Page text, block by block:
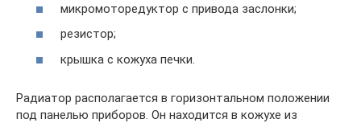
микромоторедуктор с привода заслонки;
резистор;
крышка с кожуха печки.
Радиатор располагается в горизонтальном положении
под панелью приборов. Он находится в кожухе из